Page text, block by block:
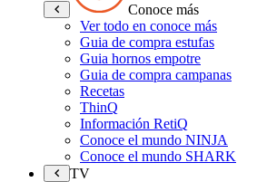
Conoce más
Ver todo en conoce más
Guia de compra estufas
Guia hornos empotre
Guia de compra campanas
Recetas
ThinQ
Información RetiQ
Conoce el mundo NINJA
Conoce el mundo SHARK
TV